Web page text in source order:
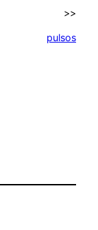
>>
pulsos